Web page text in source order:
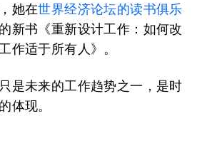
她在世界经济论坛的读书俱乐
新书《重新设计工作：如何改
作适于所有人》。
是未来的工作趋势之一，是时
体现。